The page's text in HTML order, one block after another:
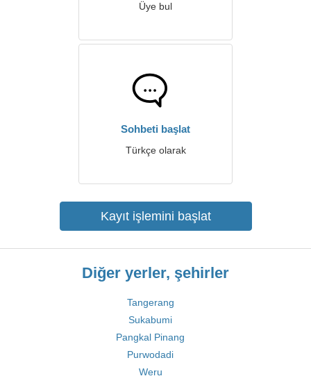
Üye bul
Sohbeti başlat
Türkçe olarak
Kayıt işlemini başlat
Diğer yerler, şehirler
Tangerang
Sukabumi
Pangkal Pinang
Purwodadi
Weru